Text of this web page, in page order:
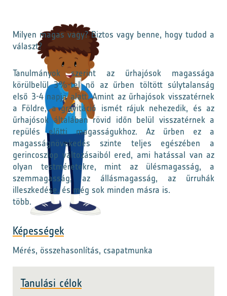
Milyen magas vagy? Biztos vagy benne, hogy tudod a
választ?
Tanulmányok szerint az űrhajósok magassága
körülbelül 3%-tel nő az űrben töltött súlytalanság
első 3-4 napja alatt. Amint az űrhajósok visszatérnek
a Földre, a gravitáció ismét rájuk nehezedik, és az
űrhajósok általában rövid időn belül visszatérnek a
repülés előtti magasságukhoz. Az űrben ez a
magasságnövekedés szinte teljes egészében a
gerincoszlop változásaiból ered, ami hatással van az
olyan testméretekre, mint az ülésmagasság, a
szemmagasság, az állásmagasság, az űrruhák
illeszkedése, és még sok minden másra is.
több.
Képességek
Mérés, összehasonlítás, csapatmunka
Tanulási célok